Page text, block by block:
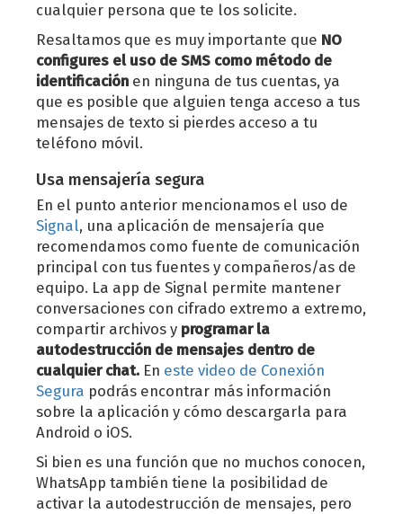
cualquier persona que te los solicite.
Resaltamos que es muy importante que NO
configures el uso de SMS como método de
identificación en ninguna de tus cuentas, ya
que es posible que alguien tenga acceso a tus
mensajes de texto si pierdes acceso a tu
teléfono móvil.
Usa mensajería segura
En el punto anterior mencionamos el uso de
Signal, una aplicación de mensajería que
recomendamos como fuente de comunicación
principal con tus fuentes y compañeros/as de
equipo. La app de Signal permite mantener
conversaciones con cifrado extremo a extremo,
compartir archivos y programar la
autodestrucción de mensajes dentro de
cualquier chat. En este video de Conexión
Segura podrás encontrar más información
sobre la aplicación y cómo descargarla para
Android o iOS.
Si bien es una función que no muchos conocen,
WhatsApp también tiene la posibilidad de
activar la autodestrucción de mensajes, pero